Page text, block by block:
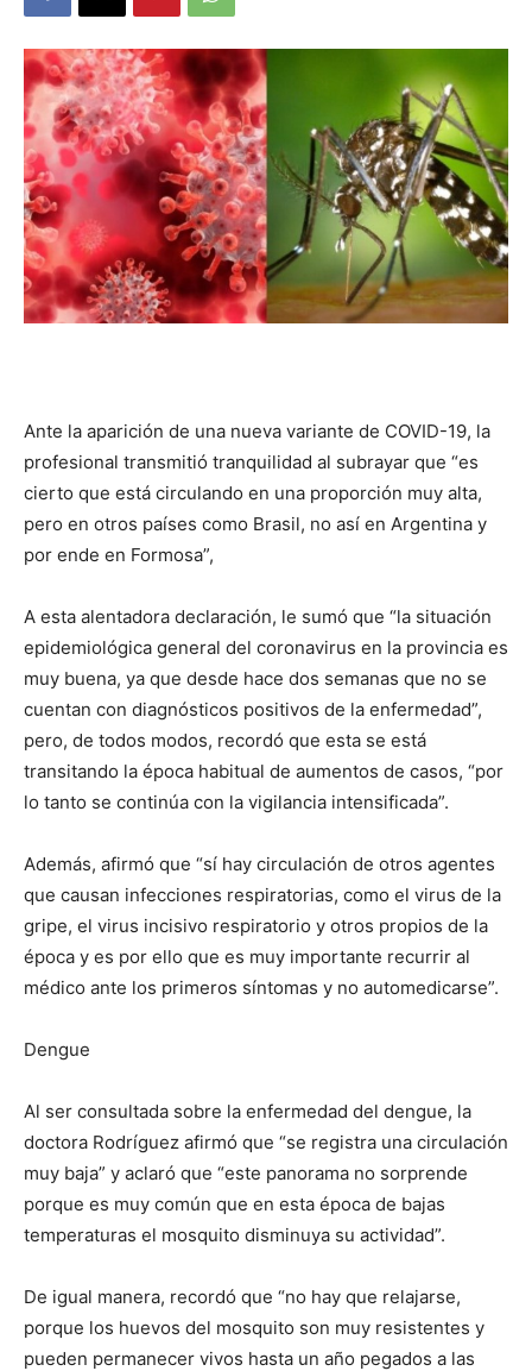
::
La
Verdad
es
lo
que
se
ve…
Ante la aparición de una nueva variante de COVID-19, la
profesional transmitió tranquilidad al subrayar que “es
cierto que está circulando en una proporción muy alta,
pero en otros países como Brasil, no así en Argentina y
por ende en Formosa”,
A esta alentadora declaración, le sumó que “la situación
epidemiológica general del coronavirus en la provincia es
muy buena, ya que desde hace dos semanas que no se
cuentan con diagnósticos positivos de la enfermedad”,
pero, de todos modos, recordó que esta se está
transitando la época habitual de aumentos de casos, “por
lo tanto se continúa con la vigilancia intensificada”.
Además, afirmó que “sí hay circulación de otros agentes
que causan infecciones respiratorias, como el virus de la
gripe, el virus incisivo respiratorio y otros propios de la
época y es por ello que es muy importante recurrir al
médico ante los primeros síntomas y no automedicarse”.
Dengue
Al ser consultada sobre la enfermedad del dengue, la
doctora Rodríguez afirmó que “se registra una circulación
muy baja” y aclaró que “este panorama no sorprende
porque es muy común que en esta época de bajas
temperaturas el mosquito disminuya su actividad”.
De igual manera, recordó que “no hay que relajarse,
porque los huevos del mosquito son muy resistentes y
pueden permanecer vivos hasta un año pegados a las